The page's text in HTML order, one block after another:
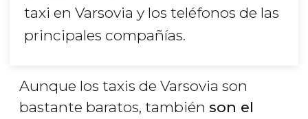
taxi en Varsovia y los teléfonos de las
principales compañías.
Aunque los taxis de Varsovia son
bastante baratos, también son el